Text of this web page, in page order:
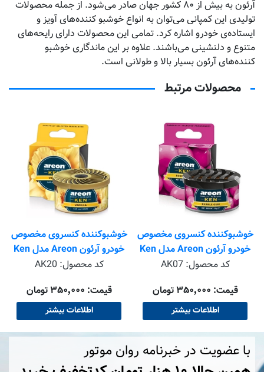
آرئون به بیش از ۸۰ کشور جهان صادر می‌شود. از جمله محصولات
تولیدی این کمپانی می‌توان به انواع خوشبو کننده‌های آویز و
ایستاده‌ی خودرو اشاره کرد. تمامی این محصولات دارای رایحه‌های
متنوع و دلنشینی می‌باشند. علاوه بر این ماندگاری خوشبو
کننده‌های آرئون بسیار بالا و طولانی است.
محصولات مرتبط
خوشبوکننده کنسروی مخصوص
خودرو آرئون Areon مدل Ken
کن با رایحه BUBBLE GUM
کد محصول:AK07
قیمت: ۳۵۰٬۰۰۰ تومان
اطلاعات بیشتر
خوشبوکننده کنسروی مخصوص
خودرو آرئون Areon مدل Ken
کن با رایحه VANILLA
کد محصول: AK20
قیمت: ۳۵۰٬۰۰۰ تومان
اطلاعات بیشتر
با عضویت در خبرنامه روان موتور